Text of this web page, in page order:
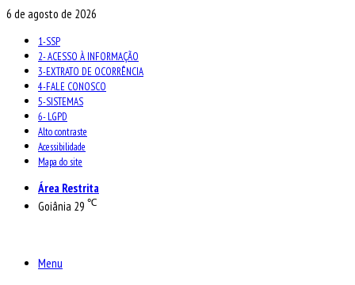
6 de agosto de 2026
1-SSP
2- ACESSO À INFORMAÇÃO
3-EXTRATO DE OCORRÊNCIA
4-FALE CONOSCO
5-SISTEMAS
6- LGPD
Alto contraste
Acessibilidade
Mapa do site
Área Restrita
Goiânia 29 ℃
Menu